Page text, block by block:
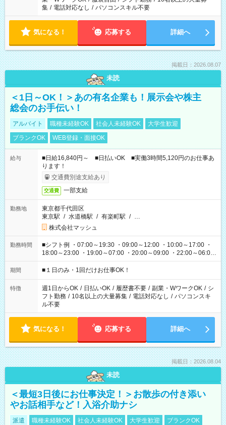
集 / 電話対応なし / パソコンスキル不要
気になる！ 応募する 詳細へ
掲載日：2026.08.07
未読
＜1日～OK！＞あの有名企業も！展示会や株主
総会のお手伝い！
アルバイト 職種未経験OK 社会人未経験OK
大学生歓迎
ブランクOK
WEB登録・面接OK
給与
■日給16,840円～ ■日払いOK ■実働3時間5,120円のお仕事あ
ります！
交通費別途支給あり
交通費 一部支給
勤務地
東京都千代田区
東京駅 / 水道橋駅 / 有楽町駅 / …
株式会社マッシュ
勤務時間
■シフト例 ・07:00～19:30 ・09:00～12:00 ・10:00～17:00 ・
18:00～23:00 ・19:00～07:00 ・20:00～09:00 ・22:00～06:00
etc ★最短で3時間で5,120円のお仕事から 15時間で2万円近く稼
げるお仕事も！ ご希望のお時間に合わせてご紹介！ ※シフトは
ください！
期間 ■１日のみ・1回だけお仕事OK！
特徴 週1日からOK / 日払いOK / 履歴書不要 / 副業・WワークOK / シ
フト勤務 / 10名以上の大量募集 / 電話対応なし / パソコンスキ
ル不要
気になる！ 応募する 詳細へ
掲載日：2026.08.04
未読
＜最短3日後にお仕事決定！＞お散歩の付き添い
やお話相手など！入浴介助ナシ
派遣 職種未経験OK 社会人未経験OK 大学生歓迎
ブランクOK